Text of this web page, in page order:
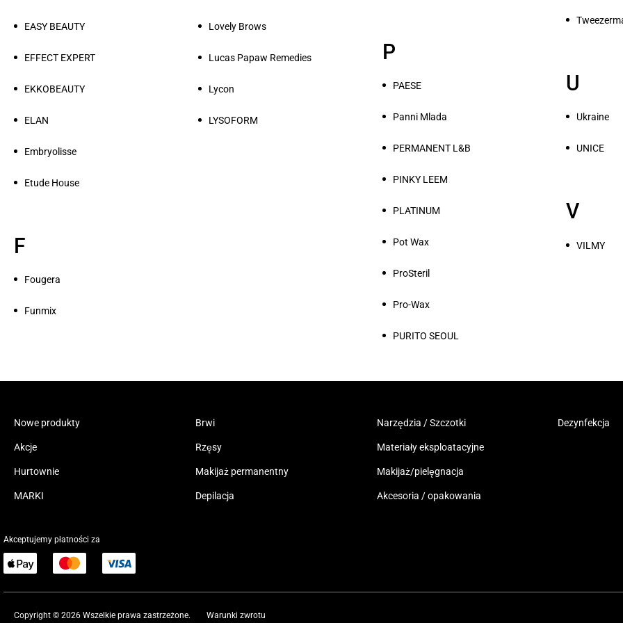
EASY BEAUTY
EFFECT EXPERT
EKKOBEAUTY
ELAN
Embryolisse
Etude House
F
Fougera
Funmix
Lovely Brows
Lucas Papaw Remedies
Lycon
LYSOFORM
P
PAESE
Panni Mlada
PERMANENT L&B
PINKY LEEM
PLATINUM
Pot Wax
ProSteril
Pro-Wax
PURITO SEOUL
U
Ukraine
UNICE
V
VILMY
Nowe produkty
Akcje
Hurtownie
MARKI
Brwi
Rzęsy
Makijaż permanentny
Depilacja
Narzędzia / Szczotki
Materiały eksploatacyjne
Makijaż/pielęgnacja
Akcesoria / opakowania
Dezynfekcja
Akceptujemy płatności za
Copyright © 2026 Wszelkie prawa zastrzeżone. Warunki zwrotu